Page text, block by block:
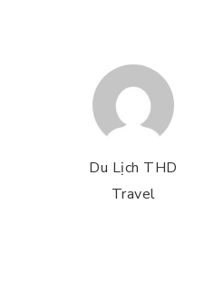
Du Lịch THD
Travel